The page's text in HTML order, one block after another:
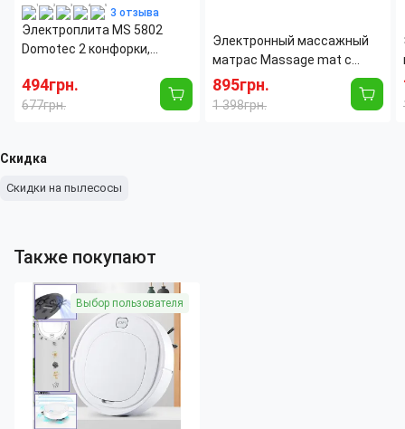
3 отзыва
Электроплита MS 5802
Domotec 2 конфорки,
494грн.
677грн.
Электронный массажный
матрас Massage mat с
подогревом, 9 массажных
моторов, с пультом ДУ
895грн.
1 398грн.
Скидка
Скидки на пылесосы
Также покупают
Выбор пользователя